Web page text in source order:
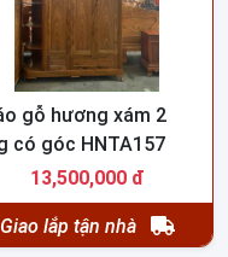
gỗ hương xám 2
có góc HNTA157
13,500,000 đ
Giao lắp tận nhà